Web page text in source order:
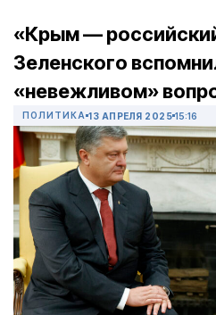
«Крым —
Зеленского
«невежливом»
ПОЛИТИКА 13 АПРЕЛЯ 2025 15:16